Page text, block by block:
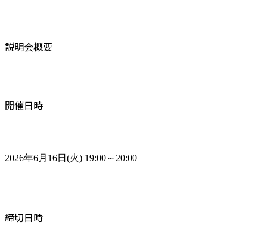
説明会概要
開催日時
2026年6月16日(火) 19:00～20:00
締切日時